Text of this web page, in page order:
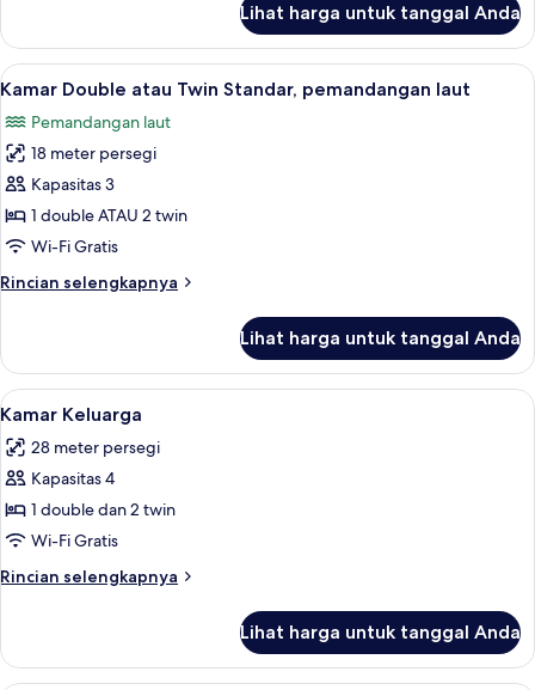
laut
terbatas
Kamar
Double
atau
Standar,
pemandangan
laut
terbatas
Lihat harga untuk tanggal Anda
Lihat
semua
foto
untuk
Kamar
Double
atau
Standar,
Kamar Double atau Twin Standar,
8
Kamar Double atau Twin Standar, pemandangan laut
Pemandangan laut
18 meter persegi
Kapasitas 3
1 double ATAU 2 twin
Wi-Fi Gratis
Rincian selengkapnya
Rincian
Kamar
Double
atau
Standar,
pemandangan
Lihat harga untuk tanggal Anda
Lihat
semua
foto
untuk
Kamar
Keluarga
Kamar Keluarga | Brankas, meja
6
Kamar Keluarga
28 meter persegi
Kapasitas 4
1 double dan 2 twin
Wi-Fi Gratis
Rincian selengkapnya
Rincian
Kamar
Keluarga
Lihat harga untuk tanggal Anda